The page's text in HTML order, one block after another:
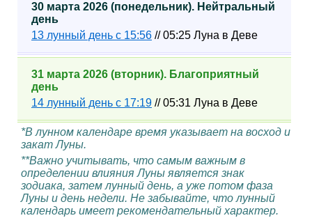
30 марта 2026 (понедельник). Нейтральный
день
13 лунный день с 15:56 // 05:25 Луна в Деве
31 марта 2026 (вторник). Благоприятный
день
14 лунный день с 17:19 // 05:31 Луна в Деве
*В лунном календаре время указывает на восход и
закат Луны.
**Важно учитывать, что самым важным в
определении влияния Луны является знак
зодиака, затем лунный день, а уже потом фаза
Луны и день недели. Не забывайте, что лунный
календарь имеет рекомендательный характер.